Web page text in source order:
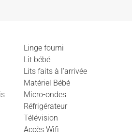
Linge fourni
Lit bébé
Lits faits à l'arrivée
Matériel Bébé
Micro-ondes
Réfrigérateur
Télévision
Accès Wifi